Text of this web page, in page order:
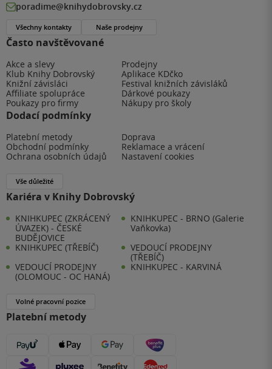
Často navštěvované
Akce a slevy
Prodejny
Klub Knihy Dobrovský
Aplikace KDčko
Knižní závisláci
Festival knižních závisláků
Affiliate spolupráce
Dárkové poukazy
Poukazy pro firmy
Nákupy pro školy
Dodací podmínky
Platební metody
Doprava
Obchodní podmínky
Reklamace a vrácení
Ochrana osobních údajů
Nastavení cookies
Vše důležité
Kariéra v Knihy Dobrovský
KNIHKUPEC (ZKRÁCENÝ
ÚVAZEK) - ČESKÉ
BUDĚJOVICE
KNIHKUPEC - BRNO (Galerie
Vaňkovka)
KNIHKUPEC (TŘEBÍČ)
VEDOUCÍ PRODEJNY
(TŘEBÍČ)
VEDOUCÍ PRODEJNY
(OLOMOUC - OC HANÁ)
KNIHKUPEC - KARVINÁ
Volné pracovní pozice
Platební metody
poradime@knihydobrovsky.cz
Všechny kontakty Naše prodejny